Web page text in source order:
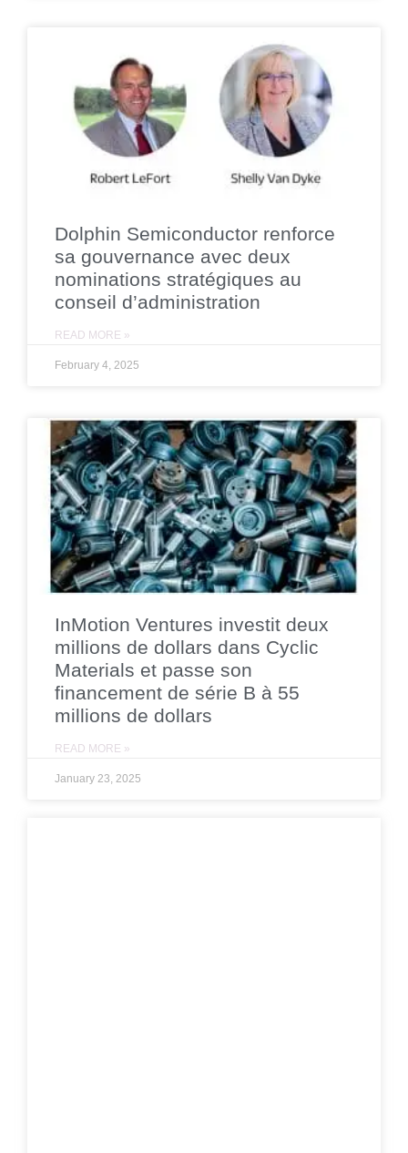
Dolphin Semiconductor renforce
sa gouvernance avec deux
nominations stratégiques au
conseil d’administration
READ MORE »
February 4, 2025
InMotion Ventures investit deux
millions de dollars dans Cyclic
Materials et passe son
financement de série B à 55
millions de dollars
READ MORE »
January 23, 2025